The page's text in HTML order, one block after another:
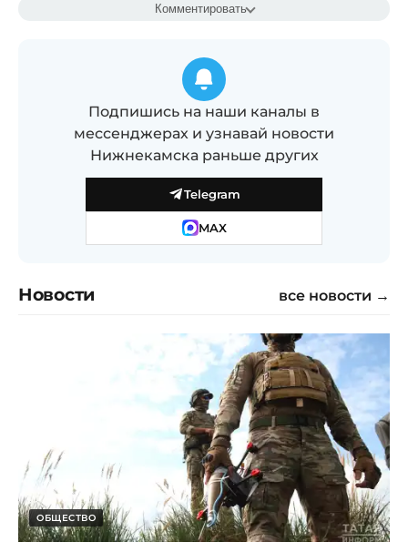
Комментировать
Подпишись на наши каналы в
мессенджерах и узнавай новости
Нижнекамска раньше других
Telegram
MAX
Новости все новости →
ОБЩЕСТВО